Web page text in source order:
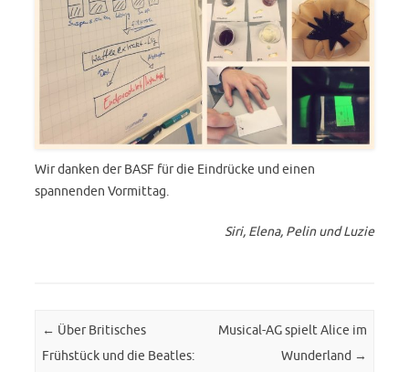
Wir danken der BASF für die Eindrücke und einen
spannenden Vormittag.
Siri, Elena, Pelin und Luzie
Post navigation
← Über Britisches
Frühstück und die Beatles:
Musical-AG spielt Alice im
Wunderland →